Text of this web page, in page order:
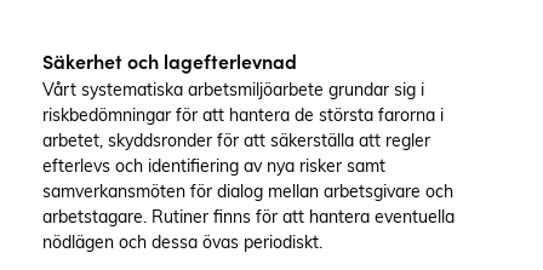
Säkerhet och lagefterlevnad
Vårt systematiska arbetsmiljöarbete grundar sig i
riskbedömningar för att hantera de största farorna i
arbetet, skyddsronder för att säkerställa att regler
efterlevs och identifiering av nya risker samt
samverkansmöten för dialog mellan arbetsgivare och
arbetstagare. Rutiner finns för att hantera eventuella
nödlägen och dessa övas periodiskt.